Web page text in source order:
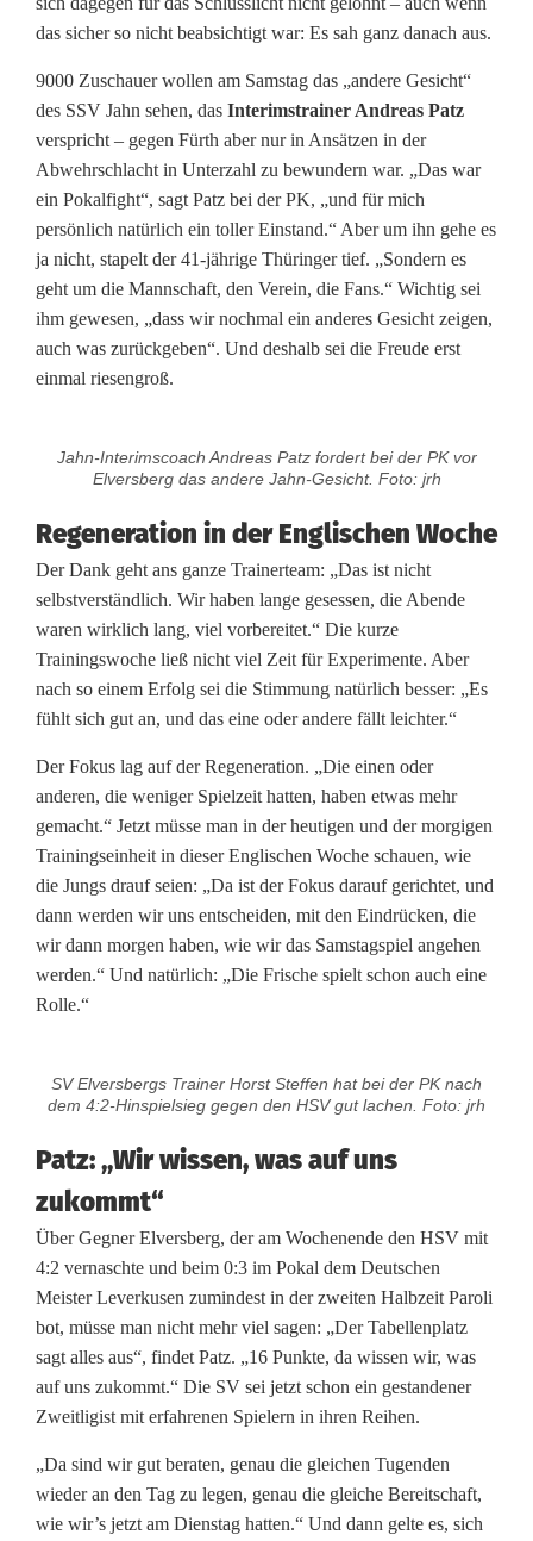
r
?
das sicher so nicht beabsichtigt war: Es sah ganz danach aus.
9000 Zuschauer wollen am Samstag das „andere Gesicht“
des SSV Jahn sehen, das Interimstrainer Andreas Patz
verspricht – gegen Fürth aber nur in Ansätzen in der
Abwehrschlacht in Unterzahl zu bewundern war. „Das war
ein Pokalfight“, sagt Patz bei der PK, „und für mich
persönlich natürlich ein toller Einstand.“ Aber um ihn gehe es
ja nicht, stapelt der 41-jährige Thüringer tief. „Sondern es
geht um die Mannschaft, den Verein, die Fans.“ Wichtig sei
ihm gewesen, „dass wir nochmal ein anderes Gesicht zeigen,
auch was zurückgeben“. Und deshalb sei die Freude erst
einmal riesengroß.
Jahn-Interimscoach Andreas Patz fordert bei der PK vor
Elversberg das andere Jahn-Gesicht. Foto: jrh
Regeneration in der Englischen Woche
Der Dank geht ans ganze Trainerteam: „Das ist nicht
selbstverständlich. Wir haben lange gesessen, die Abende
waren wirklich lang, viel vorbereitet.“ Die kurze
Trainingswoche ließ nicht viel Zeit für Experimente. Aber
nach so einem Erfolg sei die Stimmung natürlich besser: „Es
fühlt sich gut an, und das eine oder andere fällt leichter.“
Der Fokus lag auf der Regeneration. „Die einen oder
anderen, die weniger Spielzeit hatten, haben etwas mehr
gemacht.“ Jetzt müsse man in der heutigen und der morgigen
Trainingseinheit in dieser Englischen Woche schauen, wie
die Jungs drauf seien: „Da ist der Fokus darauf gerichtet, und
dann werden wir uns entscheiden, mit den Eindrücken, die
wir dann morgen haben, wie wir das Samstagspiel angehen
werden.“ Und natürlich: „Die Frische spielt schon auch eine
Rolle.“
SV Elversbergs Trainer Horst Steffen hat bei der PK nach
dem 4:2-Hinspielsieg gegen den HSV gut lachen. Foto: jrh
Patz: „Wir wissen, was auf uns
zukommt“
Über Gegner Elversberg, der am Wochenende den HSV mit
4:2 vernaschte und beim 0:3 im Pokal dem Deutschen
Meister Leverkusen zumindest in der zweiten Halbzeit Paroli
bot, müsse man nicht mehr viel sagen: „Der Tabellenplatz
sagt alles aus“, findet Patz. „16 Punkte, da wissen wir, was
auf uns zukommt.“ Die SV sei jetzt schon ein gestandener
Zweitligist mit erfahrenen Spielern in ihren Reihen.
„Da sind wir gut beraten, genau die gleichen Tugenden
wieder an den Tag zu legen, genau die gleiche Bereitschaft,
wie wir’s jetzt am Dienstag hatten.“ Und dann gelte es, sich